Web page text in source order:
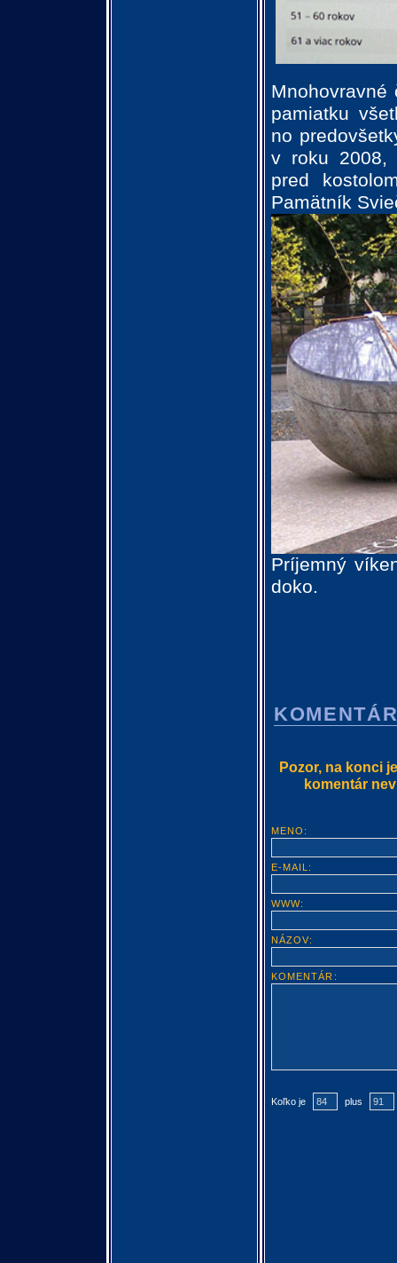
pamiatku
no
v roku 2008,
pred
Pamätník
Príjemný
doko.
Pozor, na konci
komentár
MENO:
E-MAIL:
WWW:
NÁZOV:
KOMENTÁR:
Koľko je plus